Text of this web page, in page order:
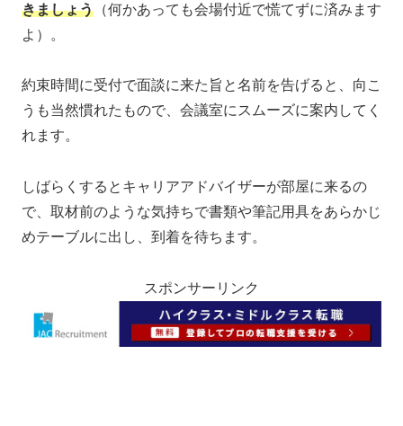
きましょう （何かあっても会場付近で慌てずに済みます
よ）。
約束時間に受付で面談に来た旨と名前を告げると、向こ
うも当然慣れたもので、会議室にスムーズに案内してく
れます。
しばらくするとキャリアアドバイザーが部屋に来るの
で、取材前のような気持ちで書類や筆記用具をあらかじ
めテーブルに出し、到着を待ちます。
スポンサーリンク